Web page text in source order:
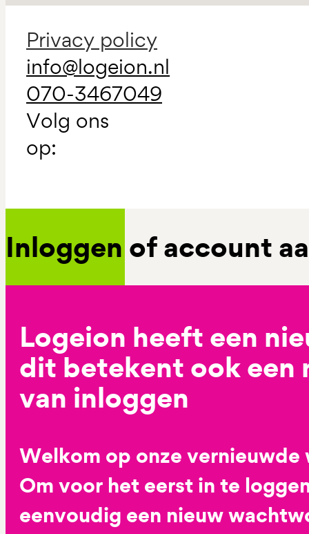
Privacy policy
info@logeion.nl
070-3467049
Volg ons
op:
Inloggen of account
Logeion heeft een
dit betekent ook een
van inloggen
Welkom op onze vernieuwde
Om voor het eerst in te
eenvoudig een nieuw